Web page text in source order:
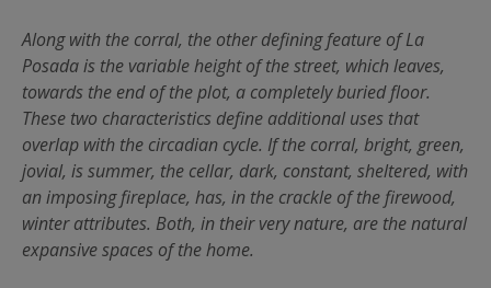
Along with the corral, the other defining feature of La
Posada is the variable height of the street, which leaves,
towards the end of the plot, a completely buried floor.
These two characteristics define additional uses that
overlap with the circadian cycle. If the corral, bright, green,
jovial, is summer, the cellar, dark, constant, sheltered, with
an imposing fireplace, has, in the crackle of the firewood,
winter attributes. Both, in their very nature, are the natural
expansive spaces of the home.